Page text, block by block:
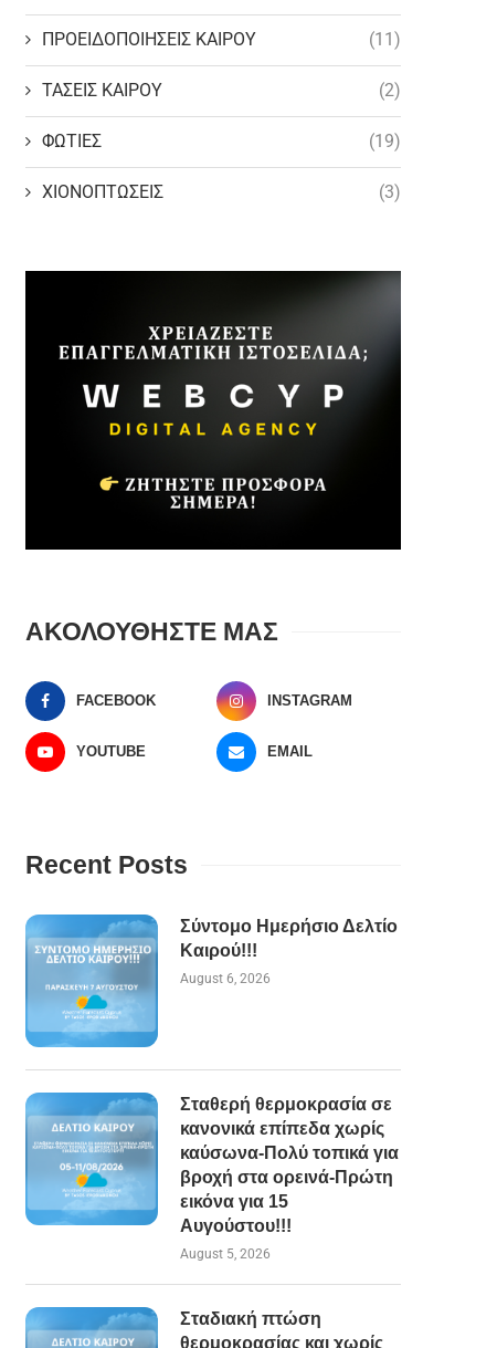
Κανονικές θερμοκρασίες το
επόμενο 10ήμερο-Χωρίς έντομο
κύμα ζέστης με πιθανότητα
αστάθειας στα...
August 2, 2026
Σταδιακή υποχώρηση του
ΠΡΟΕΙΔΟΠΟΙΗΣΕΙΣ ΚΑΙΡΟΥ (11)
ΤΑΣΕΙΣ ΚΑΙΡΟΥ (2)
ΦΩΤΙΕΣ (19)
ΧΙΟΝΟΠΤΩΣΕΙΣ (3)
ΑΚΟΛΟΥΘΗΣΤΕ ΜΑΣ
FACEBOOK INSTAGRAM
YOUTUBE EMAIL
Recent Posts
Σύντομο Ημερήσιο Δελτίο
Καιρού!!!
August 6, 2026
Σταθερή θερμοκρασία σε
κανονικά επίπεδα χωρίς
καύσωνα-Πολύ τοπικά για
βροχή στα ορεινά-Πρώτη
εικόνα για 15
Αυγούστου!!!
August 5, 2026
Σταδιακή πτώση
θερμοκρασίας και χωρίς